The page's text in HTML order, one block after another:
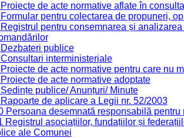
de acte normative aflate în
pentru colectarea de propuneri,
pentru consemnarea și
publice
interministeriale
de acte normative pentru care nu
de acte normative adoptate
publice/ Anunțuri/ Minute
de aplicare a Legii nr. 52/2003
Persoana desemnată responsabilă
Registrul asociațiilor, fundațiilor și
ale Comunei